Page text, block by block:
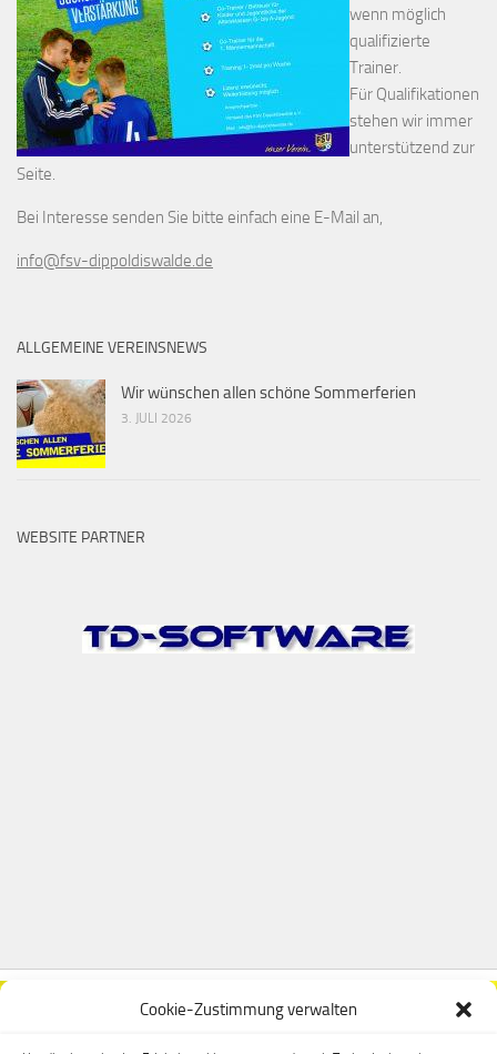
Cookie-Zustimmung verwalten
wenn möglich
qualifizierte
Trainer.
Für Qualifikationen
stehen wir immer
unterstützend zur
Seite.
Bei Interesse senden Sie bitte einfach eine E-Mail an,
info@fsv-dippoldiswalde.de
ALLGEMEINE VEREINSNEWS
Wir wünschen allen schöne Sommerferien
3. JULI 2026
WEBSITE PARTNER